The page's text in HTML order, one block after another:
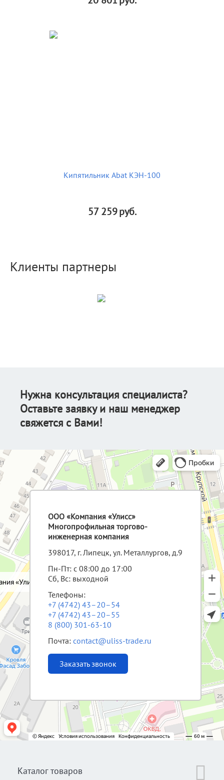
Кипятильник Abat КЭН-100
57 259руб.
Клиенты партнеры
Нужна консультация специалиста?
Оставьте заявку и наш менеджер
свяжется с Вами!
ООО «Компания «Улисс»
Многопрофильная торгово-
инженерная компания
398017, г. Липецк, ул. Металлургов, д.9
Пн-Пт: с 08:00 до 17:00
Сб, Вс: выходной
Телефоны:
+7 (4742) 43–20–54
+7 (4742) 43–20–55
8 (800) 301-63-10
Почта:contact@uliss-trade.ru
Заказать звонок
Каталог товаров